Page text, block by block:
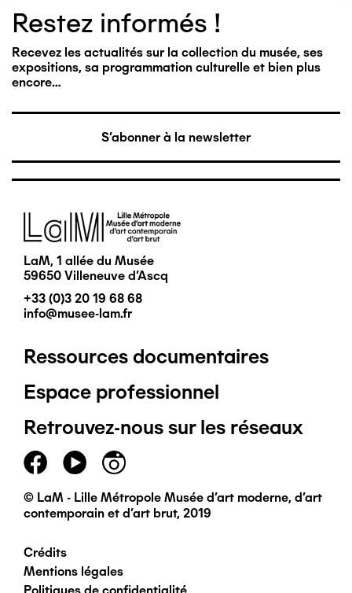
Restez informés !
Recevez les actualités sur la collection du musée, ses
expositions, sa programmation culturelle et bien plus
encore…
S'abonner à la newsletter
Image
LaM, 1 allée du Musée
59650 Villeneuve d'Ascq
+33 (0)3 20 19 68 68
info@musee-lam.fr
Pied
de
page
principal
Ressources documentaires
Espace professionnel
Retrouvez-nous sur les réseaux
© LaM - Lille Métropole Musée d'art moderne, d'art
contemporain et d'art brut, 2019
Pied
Crédits
Mentions légales